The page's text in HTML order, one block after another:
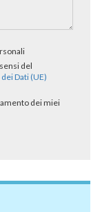
del
Dati (UE)
dei miei